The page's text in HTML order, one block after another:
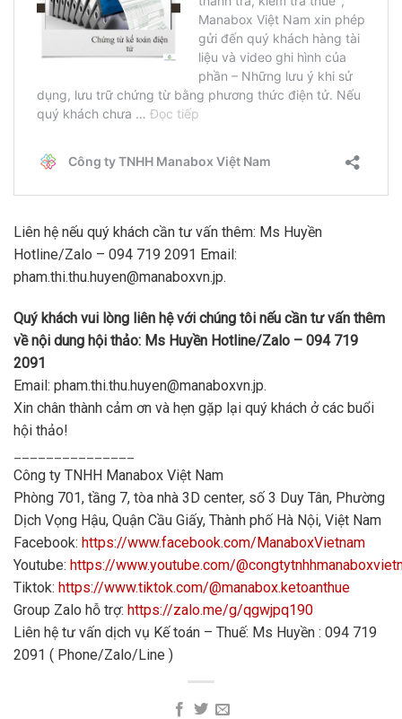
Liên hệ nếu quý khách cần tư vấn thêm: Ms Huyền
Hotline/Zalo – 094 719 2091 Email:
pham.thi.thu.huyen@manaboxvn.jp.
Quý khách vui lòng liên hệ với chúng tôi nếu cần tư vấn thêm
về nội dung hội thảo: Ms Huyền Hotline/Zalo – 094 719
2091
Email: pham.thi.thu.huyen@manaboxvn.jp.
Xin chân thành cảm ơn và hẹn gặp lại quý khách ở các buổi
hội thảo!
Công ty TNHH Manabox Việt Nam
Phòng 701, tầng 7, tòa nhà 3D center, số 3 Duy Tân, Phường
Dịch Vọng Hậu, Quận Cầu Giấy, Thành phố Hà Nội, Việt Nam
Facebook: https://www.facebook.com/ManaboxVietnam
Youtube: https://www.youtube.com/
Tiktok: https://www.tiktok.com/@manabox.ketoanthue
Group Zalo hỗ trợ: https://zalo.me/g/qgwjpq190
Liên hệ tư vấn dịch vụ Kế toán – Thuế: Ms Huyền : 094 719
2091 ( Phone/Zalo/Line )